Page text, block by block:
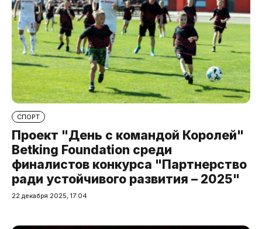
СПОРТ
Проект "День с командой Королей"
Betking Foundation среди
финалистов конкурса "Партнерство
ради устойчивого развития – 2025"
22 декабря 2025, 17:04